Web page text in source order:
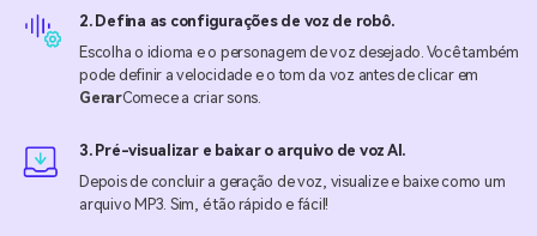
2. Defina as configurações de voz de robô.
Escolha o idioma e o personagem de voz desejado. Você também
pode definir a velocidade e o tom da voz antes de clicar em
GerarComece a criar sons.
3. Pré-visualizar e baixar o arquivo de voz AI.
Depois de concluir a geração de voz, visualize e baixe como um
arquivo MP3. Sim, é tão rápido e fácil!